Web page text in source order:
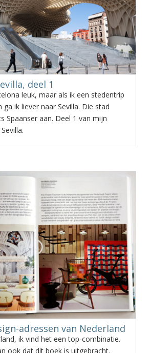
deel 1
leuk, maar als ik een stedentrip
ga ik liever naar Sevilla. Die stad
Spaanser aan. Deel 1 van mijn
adressen van Nederland
ik vind het een top-combinatie.
ook dat dit boek is uitgebracht.